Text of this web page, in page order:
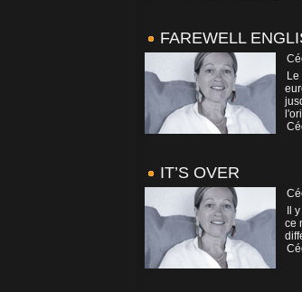
FAREWELL
IT’S OVER
Il
ce